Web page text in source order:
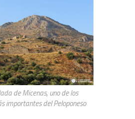
de Micenas, uno de los
importantes del Peloponeso